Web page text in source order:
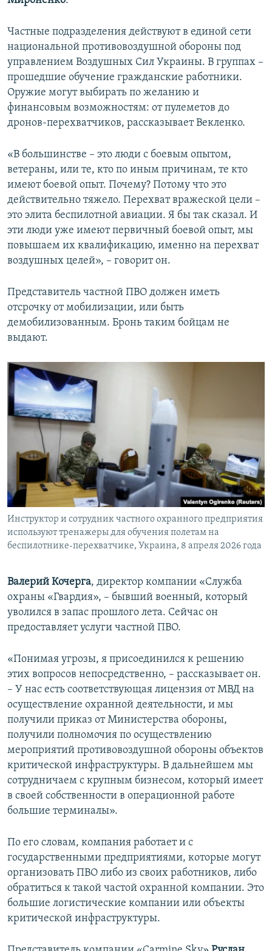
Частные подразделения действуют в единой сети
национальной противовоздушной обороны под
управлением Воздушных Сил Украины. В группах –
прошедшие обучение гражданские работники.
Оружие могут выбирать по желанию и
финансовым возможностям: от пулеметов до
дронов-перехватчиков, рассказывает Векленко.
«В большинстве – это люди с боевым опытом,
ветераны, или те, кто по иным причинам, те кто
имеют боевой опыт. Почему? Потому что это
действительно тяжело. Перехват вражеской цели –
это элита беспилотной авиации. Я бы так сказал. И
эти люди уже имеют первичный боевой опыт, мы
повышаем их квалификацию, именно на перехват
воздушных целей», – говорит он.
Представитель частной ПВО должен иметь
отсрочку от мобилизации, или быть
демобилизованным. Бронь таким бойцам не
выдают.
Инструктор и сотрудник частного охранного предприятия
используют тренажеры для обучения полетам на
беспилотнике-перехватчике, Украина, 8 апреля 2026 года
Валерий Кочерга, директор компании «Служба
охраны «Гвардия», – бывший военный, который
уволился в запас прошлого лета. Сейчас он
предоставляет услуги частной ПВО.
«Понимая угрозы, я присоединился к решению
этих вопросов непосредственно, – рассказывает он.
– У нас есть соответствующая лицензия от МВД на
осуществление охранной деятельности, и мы
получили приказ от Министерства обороны,
получили полномочия по осуществлению
мероприятий противовоздушной обороны объектов
критической инфраструктуры. В дальнейшем мы
сотрудничаем с крупным бизнесом, который имеет
в своей собственности в операционной работе
большие терминалы».
По его словам, компания работает и с
государственными предприятиями, которые могут
организовать ПВО либо из своих работников, либо
обратиться к такой частой охранной компании. Это
большие логистические компании или объекты
критической инфраструктуры.